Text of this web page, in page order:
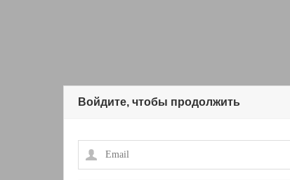
Войдите, чтобы продолжить
Email